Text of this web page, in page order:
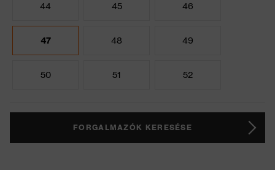
44 45 46
47 48 49
50 51 52
FORGALMAZÓK KERESÉSE